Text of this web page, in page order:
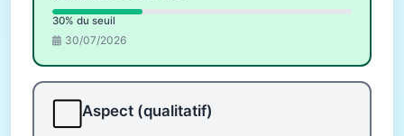
30% du seuil
30/07/2026
Aspect (qualitatif)